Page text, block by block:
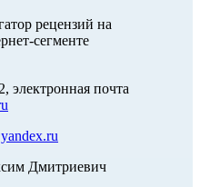
рецензий на
сегменте
электронная почта
Дмитриевич